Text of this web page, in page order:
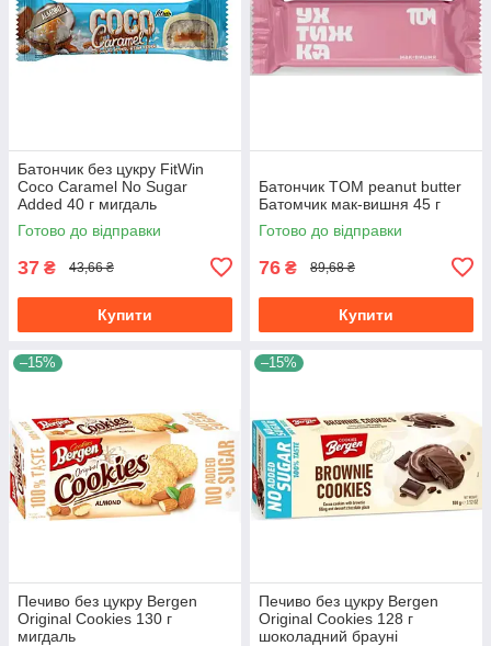
Батончик без цукру FitWin
Coco Caramel No Sugar
Added 40 г мигдаль
Готово до відправки
37 ₴ 43,66 ₴
Купити
Батончик TOM peanut butter
Батомчик мак-вишня 45 г
Готово до відправки
76 ₴ 89,68 ₴
Купити
–15%
Печиво без цукру Bergen
Original Cookies 130 г
мигдаль
–15%
Печиво без цукру Bergen
Original Cookies 128 г
шоколадний брауні